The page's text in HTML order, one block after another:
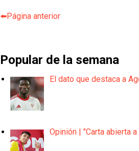
⬅️Página anterior
Popular de la semana
El dato que destaca a
Opinión | "Carta abierta